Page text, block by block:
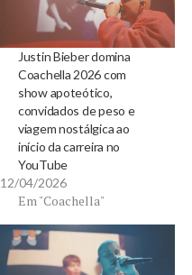
Justin Bieber domina
Coachella 2026 com
show apoteótico,
convidados de peso e
viagem nostálgica ao
início da carreira no
YouTube
12/04/2026
Em "Coachella"